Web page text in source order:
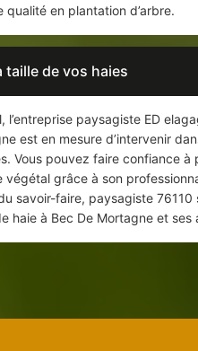
en plantation d’arbre.
taille de vos haies
paysagiste ED
est en mesure d’intervenir
Vous pouvez faire confiance à
grâce à son
savoir-faire, paysagiste 76110
haie à Bec De Mortagne et ses